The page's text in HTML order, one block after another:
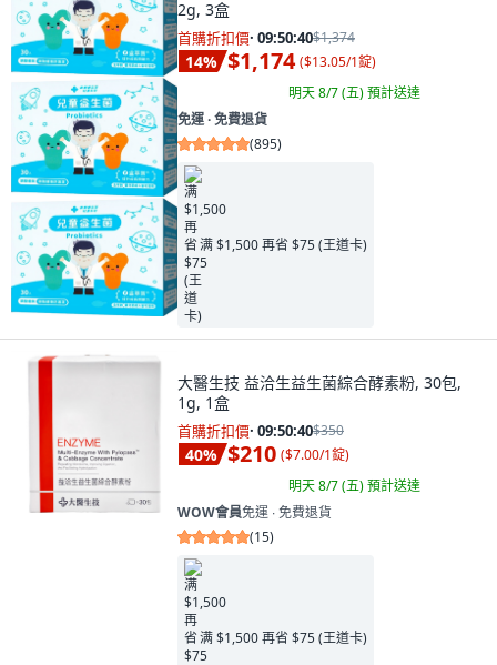
2g, 3盒
首購折扣價· 09:50:38$1,374
14% $1,174 ($13.05/1錠)
明天 8/7 (五)預計送達
免運 ∙ 免費退貨
(895)
满 $1,500 再省 $75 (王道卡)
大醫生技 益洽生益生菌綜合酵素粉, 30包,
1g, 1盒
首購折扣價· 09:50:38$350
40% $210 ($7.00/1錠)
明天 8/7 (五)預計送達
WOW會員免運 ∙ 免費退貨
(15)
满 $1,500 再省 $75 (王道卡)